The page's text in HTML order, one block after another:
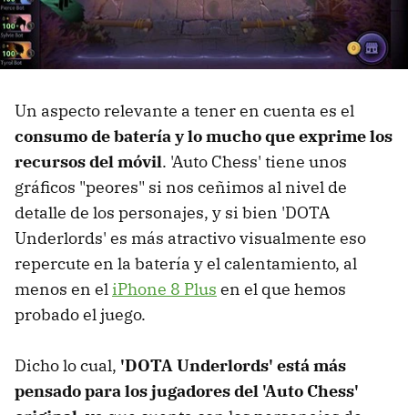
Un aspecto relevante a tener en cuenta es el
consumo de batería y lo mucho que exprime los
recursos del móvil. 'Auto Chess' tiene unos
gráficos "peores" si nos ceñimos al nivel de
detalle de los personajes, y si bien 'DOTA
Underlords' es más atractivo visualmente eso
repercute en la batería y el calentamiento, al
menos en el iPhone 8 Plus en el que hemos
probado el juego.
Dicho lo cual, 'DOTA Underlords' está más
pensado para los jugadores del 'Auto Chess'